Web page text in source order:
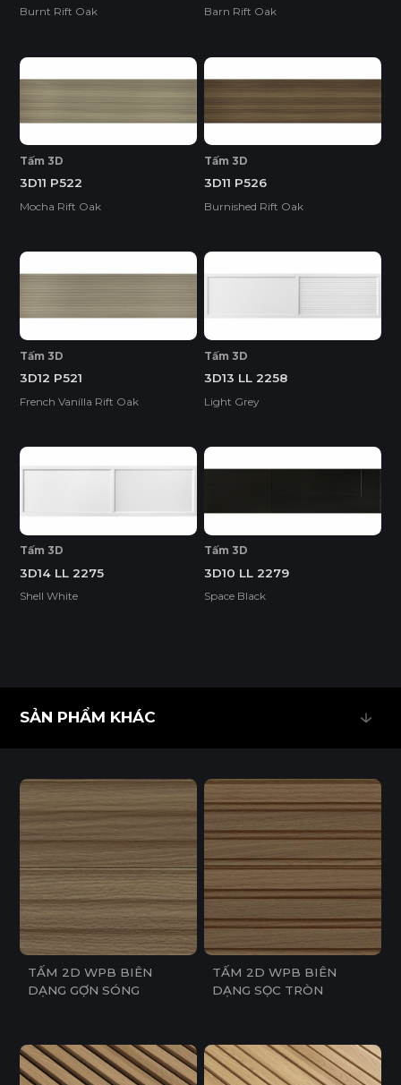
Burnt Rift Oak Barn Rift Oak
Tấm 3D
3D11 P522
Mocha Rift Oak
Tấm 3D
3D11 P526
Burnished Rift Oak
Tấm 3D
3D12 P521
French Vanilla Rift Oak
Tấm 3D
3D13 LL 2258
Light Grey
Tấm 3D
3D14 LL 2275
Shell White
Tấm 3D
3D10 LL 2279
Space Black
SẢN PHẨM KHÁC
TẤM 2D WPB BIÊN
DẠNG GỢN SÓNG
TẤM 2D WPB BIÊN
DẠNG SỌC TRÒN